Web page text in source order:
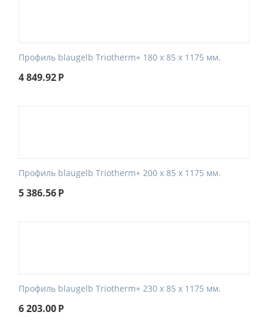
Профиль blaugelb Triotherm+ 180 x 85 x 1175 мм.
4 849.92Р
Профиль blaugelb Triotherm+ 200 x 85 x 1175 мм.
5 386.56Р
Профиль blaugelb Triotherm+ 230 x 85 x 1175 мм.
6 203.00Р